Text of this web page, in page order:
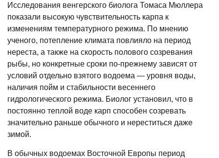
Исследования венгерского биолога Томаса Мюллера
показали высокую чувствительность карпа к
изменениям температурного режима. По мнению
ученого, потепление климата повлияло на период
нереста, а также на скорость полового созревания
рыбы, но конкретные сроки по-прежнему зависят от
условий отдельно взятого водоема — уровня воды,
наличия пойм и стабильности весеннего
гидрологического режима. Биолог установил, что в
постоянно теплой воде карп способен созревать
значительно раньше обычного и нереститься даже
зимой.
В обычных водоемах Восточной Европы период